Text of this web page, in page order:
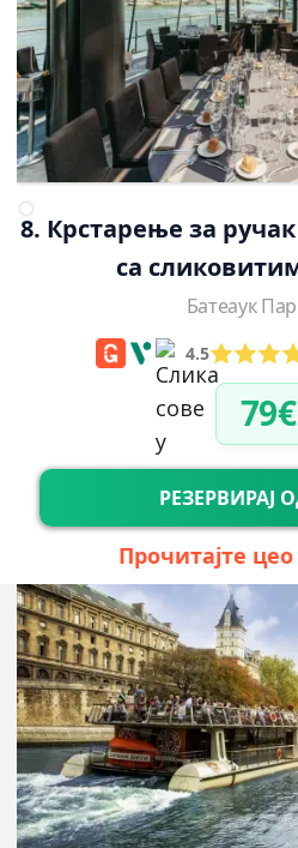
8. Крстарење за
са
Батеаук
4.5
79€
РЕЗЕРВИРАЈ
Прочитајте